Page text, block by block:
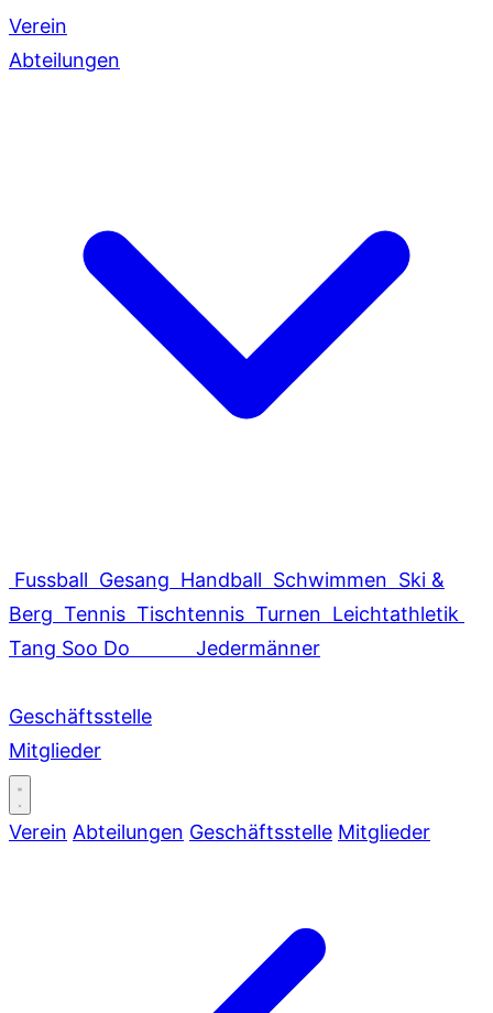
Verein
Abteilungen
Fussball Gesang Handball Schwimmen Ski &
Berg Tennis Tischtennis Turnen Leichtathletik
Tang Soo Do
Jedermänner
Geschäftsstelle
Mitglieder
Verein Abteilungen Geschäftsstelle Mitglieder